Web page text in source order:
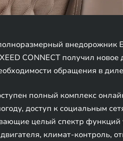
внедорожник
CONNECT получил
обращения в
полный комплекс
доступ к социальным
целый спектр
климат-контроль,